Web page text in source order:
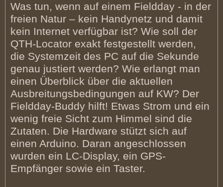
Was tun, wenn auf einem Fieldday - in der
freien Natur – kein Handynetz und damit
kein Internet verfügbar ist? Wie soll der
QTH-Locator exakt festgestellt werden,
die Systemzeit des PC auf die Sekunde
genau justiert werden? Wie erlangt man
einen Überblick über die aktuellen
Ausbreitungsbedingungen auf KW? Der
Fieldday-Buddy hilft! Etwas Strom und ein
wenig freie Sicht zum Himmel sind die
Zutaten. Die Hardware stützt sich auf
einen Arduino. Daran angeschlossen
wurden ein LC-Display, ein GPS-
Empfänger sowie ein Taster.